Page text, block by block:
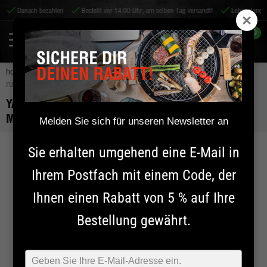
bezahlen Bestellt vor 14:00 Uhr, am selben Tag versandt! Lebenslange
0
home zubehör shichirin-zubehör
yakiniku shichirin edelstahlgitter
rund | medium
YAKINIKU SHICHIRIN EDELSTAHLGITTER RUND |
MEDIUMMelden Sie sich für unseren Newsletter an
Sie erhalten umgehend eine E-Mail in
Ihrem Postfach mit einem Code, der
Ihnen einen Rabatt von 5 % auf Ihre
Bestellung gewährt.
Typ